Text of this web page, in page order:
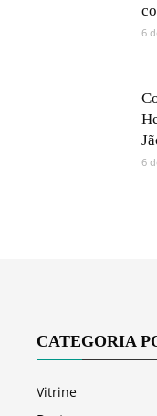
6
6
CATEGORIA
Vitrine